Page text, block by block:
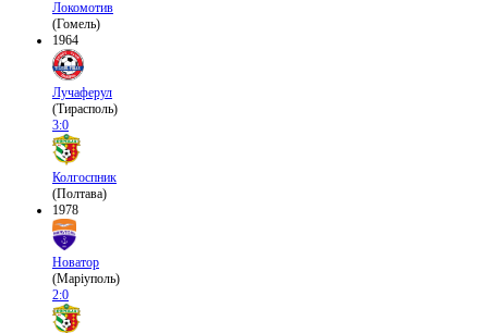
Локомотив
(Гомель)
1964
Лучаферул
(Тирасполь)
3:0
Колгоспник
(Полтава)
1978
Новатор
(Маріуполь)
2:0